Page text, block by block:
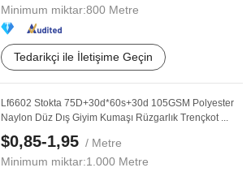
Minimum miktar:800 Metre
Tedarikçi ile İletişime Geçin
Lf6602 Stokta 75D+30d*60s+30d 105GSM Polyester
Naylon Düz Dış Giyim Kumaşı Rüzgarlık Trençkot ...
$0,85-1,95 / Metre
Minimum miktar:1.000 Metre